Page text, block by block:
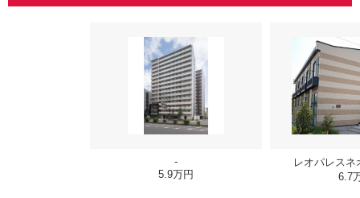
-
5.9万円
レオパレスネ
6.7